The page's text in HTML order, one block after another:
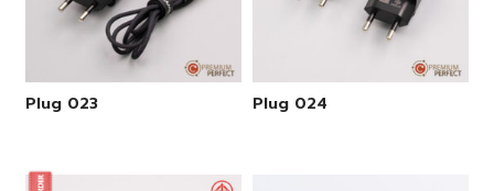
Plug 023 Plug 024